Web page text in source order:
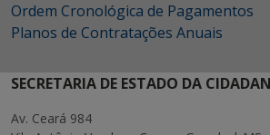
Ordem Cronológica de Pagamentos
Planos de Contratações Anuais
SECRETARIA DE ESTADO DA
Av. Ceará 984